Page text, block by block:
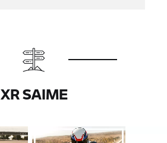
XR SAIME